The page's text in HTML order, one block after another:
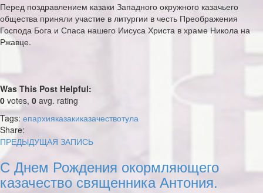
Перед поздравлением казаки Западного окружного казачьего
общества приняли участие в литургии в честь Преображения
Господа Бога и Спаса нашего Иисуса Христа в храме Никола на
Ржавце.
Was This Post Helpful:
0 votes, 0 avg. rating
Tags: епархияказакиказачествотула
Share:
ПРЕДЫДУЩАЯ ЗАПИСЬ
С Днем Рождения окормляющего
казачество священника Антония.